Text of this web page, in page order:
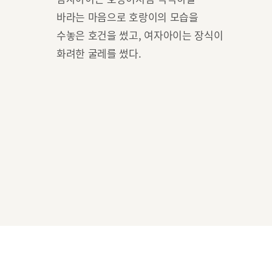
바라는 마음으로 호랑이의 모습을
수놓은 호건을 썼고, 여자아이는 장식이
화려한 굴레를 썼다.